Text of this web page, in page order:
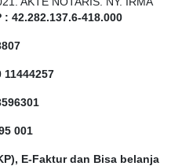
: 42.282.137.6-418.000
11444257
001
E-Faktur dan Bisa belanja